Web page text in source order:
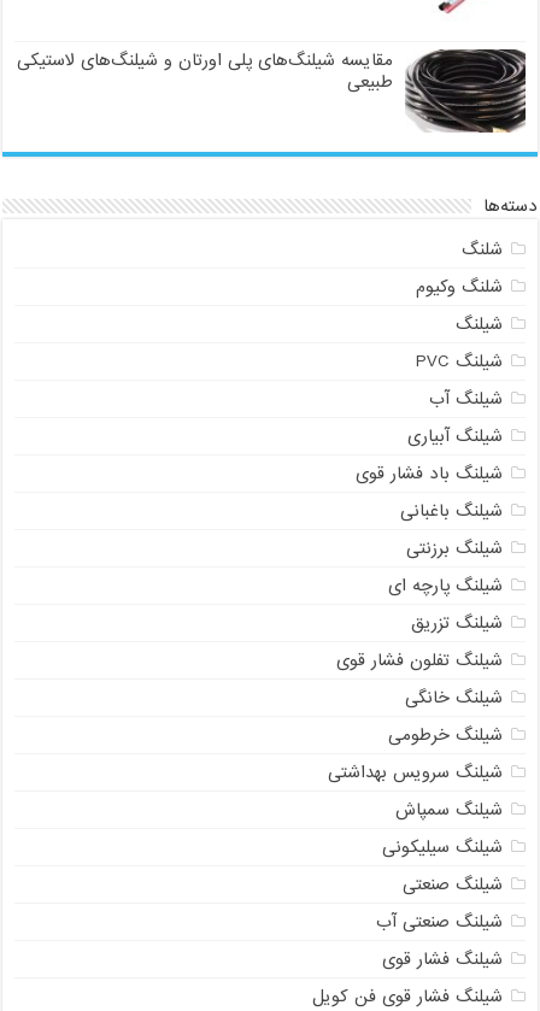
مقایسه شیلنگ‌های پلی اورتان و شیلنگ‌های لاستیکی
طبیعی
دسته‌ها
شلنگ
شلنگ وکیوم
شیلنگ
شیلنگ PVC
شیلنگ آب
شیلنگ آبیاری
شیلنگ باد فشار قوی
شیلنگ باغبانی
شیلنگ برزنتی
شیلنگ پارچه‌ ای
شیلنگ تزریق
شیلنگ تفلون فشار قوی
شیلنگ خانگی
شیلنگ خرطومی
شیلنگ سرویس بهداشتی
شیلنگ سمپاش
شیلنگ سیلیکونی
شیلنگ صنعتی
شیلنگ صنعتی آب
شیلنگ فشار قوی
شیلنگ فشار قوی فن کویل